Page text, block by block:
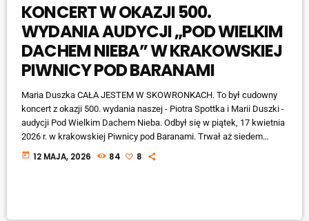
KONCERT W OKAZJI 500.
WYDANIA AUDYCJI „POD WIELKIM
DACHEM NIEBA” W KRAKOWSKIEJ
PIWNICY POD BARANAMI
Maria Duszka CAŁA JESTEM W SKOWRONKACH. To był cudowny
koncert z okazji 500. wydania naszej - Piotra Spottka i Marii Duszki -
audycji Pod Wielkim Dachem Nieba. Odbył się w piątek, 17 kwietnia
2026 r. w krakowskiej Piwnicy pod Baranami. Trwał aż siedem
godzin. Wdzięczni jesteśmy nieopisanie wszystkim WSPANIAŁYM
ARTYSTOM, którzy zechcieli wziąć w nim udział. Byli wśród nich
today 12 MAJA, 2026 84 8